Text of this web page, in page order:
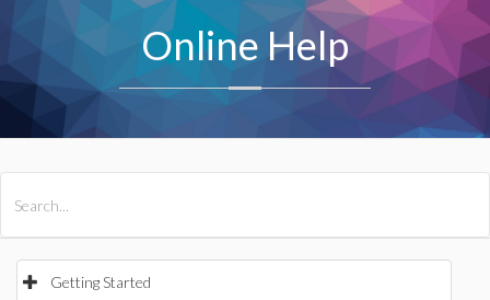
Online Help
Getting Started